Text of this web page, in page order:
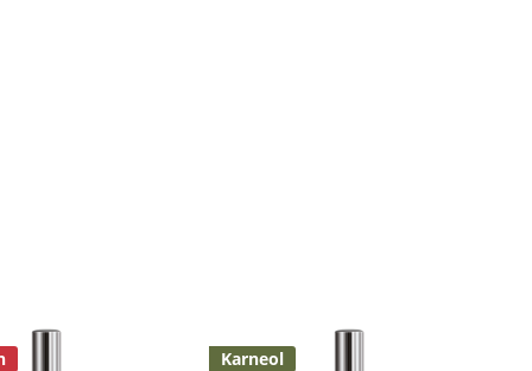
Karneol